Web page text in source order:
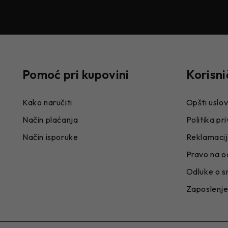
Pomoć pri kupovini
Kako naručiti
Način plaćanja
Način isporuke
Opšti
Politika
Pravo na
Odluke o
Zaposlenje